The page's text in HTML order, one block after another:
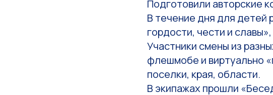
Подготовили авторские
В течение дня для
гордости, чести и
Участники смены из
флешмобе и виртуально
поселки, края, области.
В экипажах прошли